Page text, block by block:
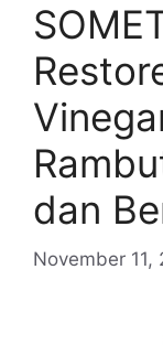
dan
November 11,